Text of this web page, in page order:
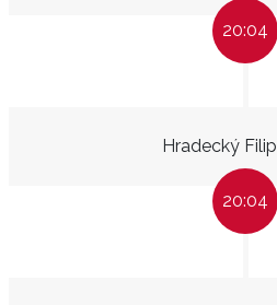
20:04
Hradecký Filip
20:04